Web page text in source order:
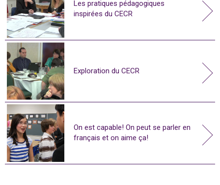
Les pratiques pédagogiques
inspirées du CECR
Exploration du CECR
On est capable! On peut se parler en
français et on aime ça!